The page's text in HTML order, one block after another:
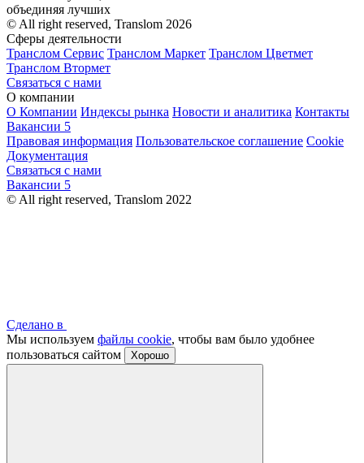
объединяя лучших
© All right reserved, Translom 2026
Сферы деятельности
Транслом Сервис Транслом Маркет Транслом Цветмет
Транслом Втормет
Связаться с нами
О компании
О Компании Индексы рынка Новости и аналитика Контакты
Вакансии 5
Правовая информация Пользовательское соглашение Cookie
Документация
Связаться с нами
Вакансии 5
© All right reserved, Translom 2022
Сделано в
Мы используем файлы cookie, чтобы вам было удобнее
пользоваться сайтом
Хорошо